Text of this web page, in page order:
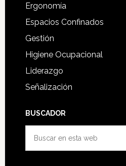
Ergonomía
Espacios Confinados
Gestión
Higiene Ocupacional
Liderazgo
Señalización
BUSCADOR